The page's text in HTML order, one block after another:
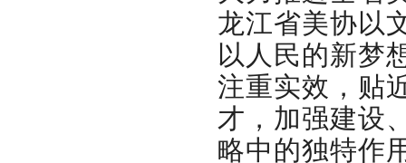
龙江省美协以
以人民的新梦
注重实效，贴
才，加强建设
略中的独特作